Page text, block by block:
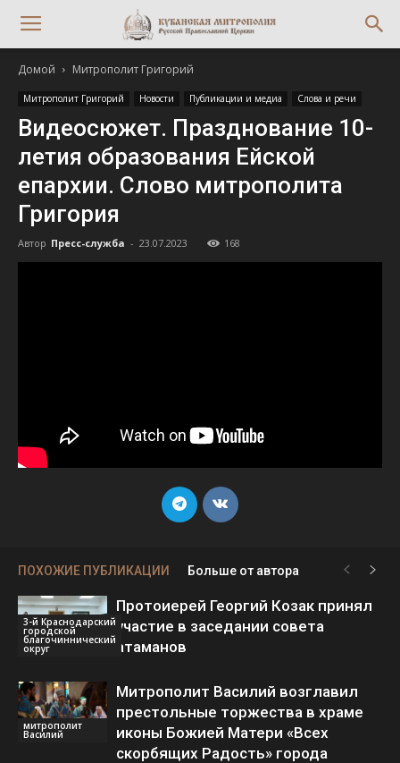
Домой Митрополит Григорий
Митрополит Григорий Новости Публикации и медиа Слова и речи
Видеосюжет. Празднование 10-
летия образования Ейской
епархии. Слово митрополита
Григория
Автор Пресс-служба - 23.07.2023 168
ПОХОЖИЕ ПУБЛИКАЦИИ Больше от автора
3-й Краснодарский
городской
благочиннический
округ
Протоиерей Георгий Козак принял
участие в заседании совета
атаманов
митрополит
Василий
Митрополит Василий возглавил
престольные торжества в храме
иконы Божией Матери «Всех
скорбящих Радость» города